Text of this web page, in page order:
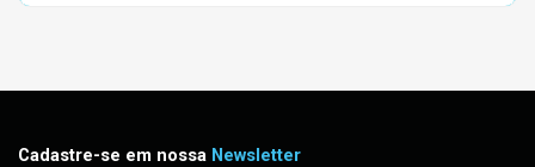
Cadastre-se em nossa Newsletter